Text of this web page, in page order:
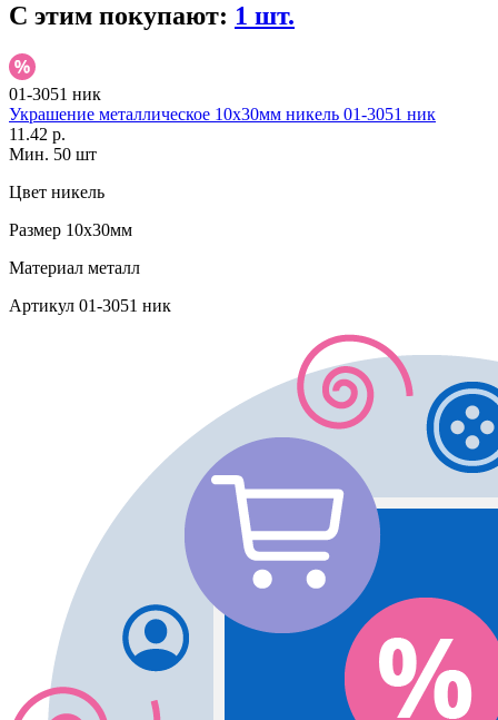
С этим покупают: 1 шт.
01-3051 ник
Украшение металлическое 10х30мм никель 01-3051 ник
11.42 р.
Мин. 50 шт
Цвет никель
Размер 10х30мм
Материал металл
Артикул 01-3051 ник